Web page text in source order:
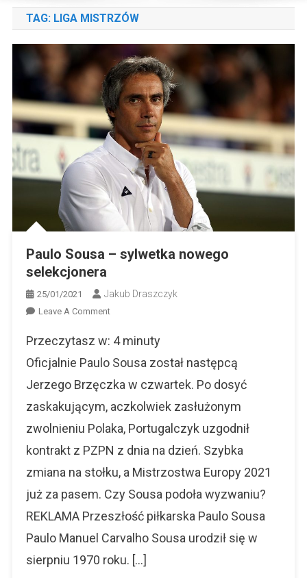
TAG: LIGA MISTRZÓW
Paulo Sousa – sylwetka nowego
selekcjonera
25/01/2021 Jakub Draszczyk
Leave A CommentOn
Sousa
–
Nowego
Selekcjonera
Przeczytasz w: 4 minuty
Oficjalnie Paulo Sousa został następcą
Jerzego Brzęczka w czwartek. Po dosyć
zaskakującym, aczkolwiek zasłużonym
zwolnieniu Polaka, Portugalczyk uzgodnił
kontrakt z PZPN z dnia na dzień. Szybka
zmiana na stołku, a Mistrzostwa Europy 2021
już za pasem. Czy Sousa podoła wyzwaniu?
REKLAMA Przeszłość piłkarska Paulo Sousa
Paulo Manuel Carvalho Sousa urodził się w
sierpniu 1970 roku. […]